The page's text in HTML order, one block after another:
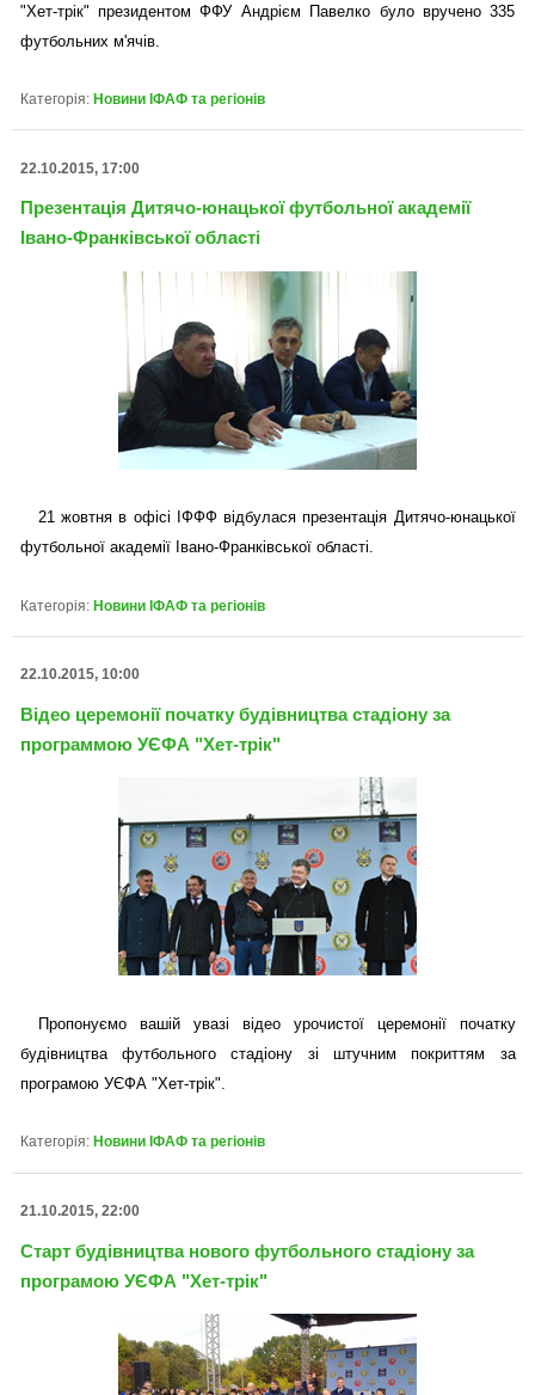
"Хет-трік" президентом ФФУ Андрієм Павелко було вручено 335
футбольних м'ячів.
Категорія: Новини ІФАФ та регіонів
22.10.2015, 17:00
Презентація Дитячо-юнацької футбольної академії
Івано-Франківської області
21 жовтня в офісі ІФФФ відбулася презентація Дитячо-юнацької
футбольної академії Івано-Франківської області.
Категорія: Новини ІФАФ та регіонів
22.10.2015, 10:00
Відео церемонії початку будівництва стадіону за
программою УЄФА "Хет-трік"
Пропонуємо вашій увазі відео урочистої церемонії початку
будівництва футбольного стадіону зі штучним покриттям за
програмою УЄФА "Хет-трік".
Категорія: Новини ІФАФ та регіонів
21.10.2015, 22:00
Старт будівництва нового футбольного стадіону за
програмою УЄФА "Хет-трік"